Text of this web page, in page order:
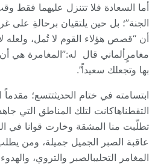
أما السعادة فلا تتنزل عليهما فقط
الجنة”؛ بل حين يلتقيان برحالةِ
أن “قصص هؤلاء القوم لا تُمل، ولعله
مغامرٍألماني قال له:”المغامرة هي
بها وتجعلك سعيداً”.
ابتسامته في ختام الحديثتتسع؛
التقطناهاكانت لتلك المناطق التي
تطلّبت منا المشقة وخارت قوانا في
عاقبة الصبر الجميل جميلة، ومن
المغامر التحليبالصبر والتروي،